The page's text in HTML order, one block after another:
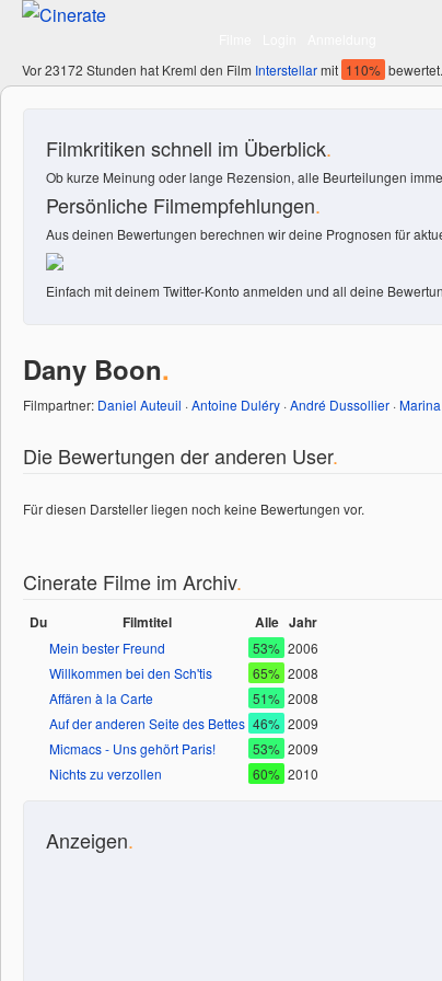
Vor 23172 Stunden hat Kreml den Film Interstellarmit 110%
Filmkritiken schnell im Überblick.
Ob kurze Meinung oder lange Rezension, alle Beurteilungen
Persönliche Filmempfehlungen.
Aus deinen Bewertungen berechnen wir deine Prognosen für
Einfach mit deinem Twitter-Konto anmelden und all deine
Dany Boon.
Filmpartner: Daniel Auteuil ·Antoine Duléry ·André Dussollier ·
Die Bewertungen der anderen User.
Für diesen Darsteller liegen noch keine Bewertungen vor.
Cinerate Filme im Archiv.
Du Filmtitel Alle Jahr
Mein bester Freund 53% 2006
Willkommen bei den Sch'tis
65% 2008
Affären à la Carte
51% 2008
Auf der anderen Seite des Bettes 46% 2009
Micmacs - Uns gehört Paris!
53% 2009
Nichts zu verzollen
60% 2010
Anzeigen.